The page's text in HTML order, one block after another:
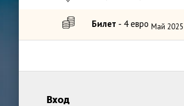
Билет - 4 евро Май 2025
Вход